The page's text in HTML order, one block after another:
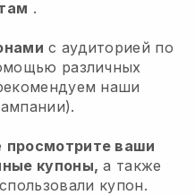
.
с аудиторией по
различных
наши
просмотрите ваши
купоны, а также
купон.